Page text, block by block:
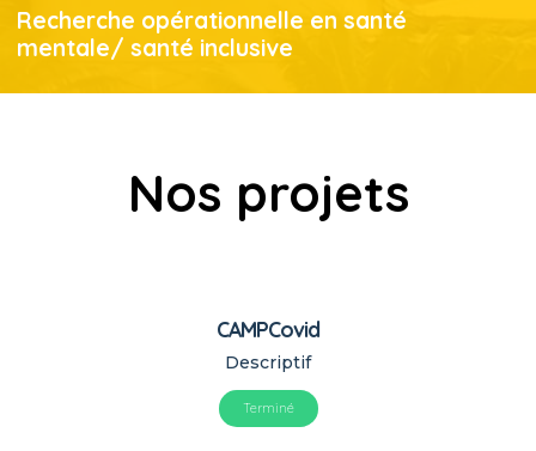
Recherche opérationnelle en santé
mentale/ santé inclusive
Nos projets
CAMPCovid
Descriptif
Terminé